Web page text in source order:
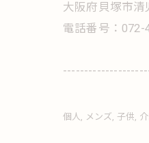
大阪府貝塚市清
電話番号：072-
個人 メンズ 子供